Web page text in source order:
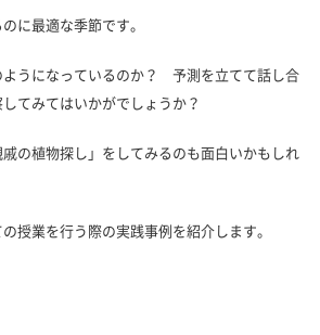
に最適な季節です。
ようになっているのか？ 予測を立てて話し合
てみてはいかがでしょうか？
の植物探し」をしてみるのも面白いかもしれ
授業を行う際の実践事例を紹介します。